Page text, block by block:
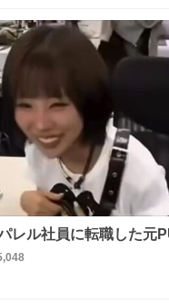
今でも残っていること自体
レル社員に転職した元
3日目にして自社の取り
んまに…………